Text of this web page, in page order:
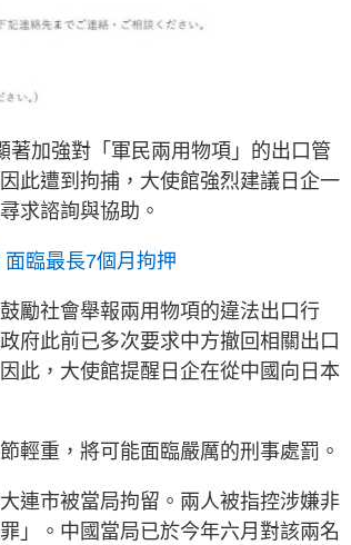
著加強對「軍民兩用物項」的出口管
此遭到拘捕，大使館強烈建議日企一
求諮詢與協助。
臨最長7個月拘押
勵社會舉報兩用物項的違法出口行
府此前已多次要求中方撤回相關出口
此，大使館提醒日企在從中國向日本
輕重，將可能面臨嚴厲的刑事處罰。
連市被當局拘留。兩人被指控涉嫌非
」。中國當局已於今年六月對該兩名